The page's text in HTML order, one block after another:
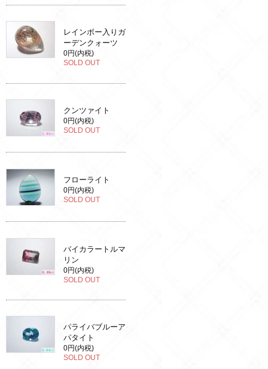
レインボー入りガ
ーデンクォーツ
0円(内税)
SOLD OUT
クンツァイト
0円(内税)
SOLD OUT
フローライト
0円(内税)
SOLD OUT
バイカラートルマ
リン
0円(内税)
SOLD OUT
パライバブルーア
パタイト
0円(内税)
SOLD OUT